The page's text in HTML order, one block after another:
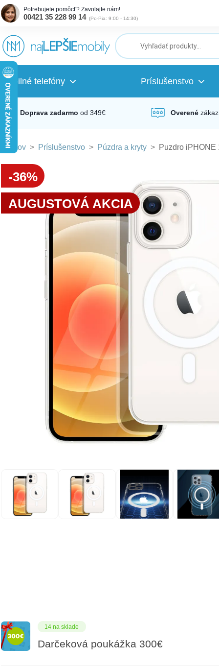
Potrebujete pomôcť? Zavolajte nám!
00421 35 228 99 14 (Po-Pia: 9:00 - 14:30)
Mobilné telefóny Príslušenstvo
Doprava zadarmo od 349€ Overené
Domov > Príslušenstvo > Púzdra a kryty > Puzdro iPHONE
-36%
AUGUSTOVÁ AKCIA
14 na sklade
Darčeková poukážka 300€